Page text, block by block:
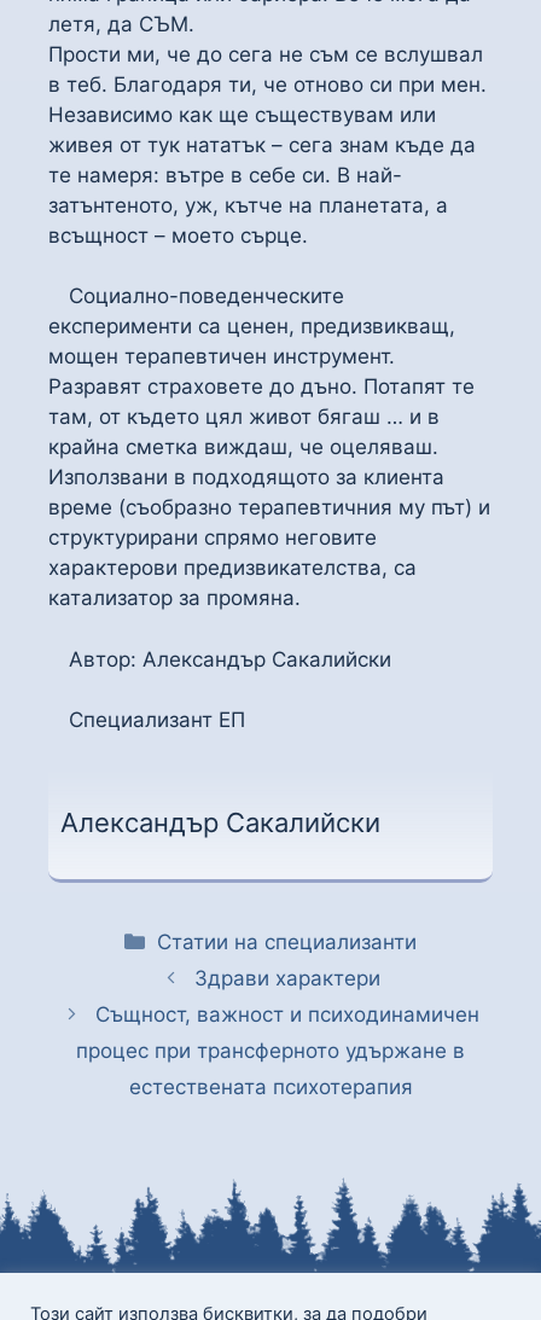
летя, да СЪМ.
Прости ми, че до сега не съм се вслушвал
в теб. Благодаря ти, че отново си при мен.
Независимо как ще съществувам или
живея от тук нататък – сега знам къде да
те намеря: вътре в себе си. В най-
затънтеното, уж, кътче на планетата, а
всъщност – моето сърце.
Социално-поведенческите
експерименти са ценен, предизвикващ,
мощен терапевтичен инструмент.
Разравят страховете до дъно. Потапят те
там, от където цял живот бягаш … и в
крайна сметка виждаш, че оцеляваш.
Използвани в подходящото за клиента
време (съобразно терапевтичния му път) и
структурирани спрямо неговите
характерови предизвикателства, са
катализатор за промяна.
Автор: Александър Сакалийски
Специализант ЕП
Александър Сакалийски
Статии на специализанти
Здрави характери
Същност, важност и психодинамичен
процес при трансферното удържане в
естествената психотерапия
Този сайт използва бисквитки, за да подобри